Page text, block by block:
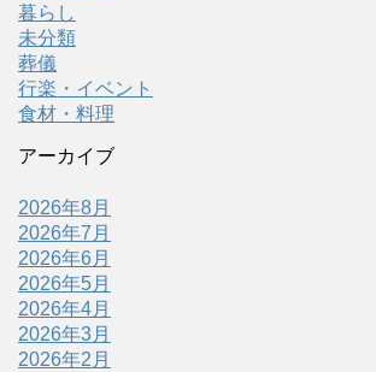
暮らし
未分類
葬儀
行楽・イベント
食材・料理
アーカイブ
2026年8月
2026年7月
2026年6月
2026年5月
2026年4月
2026年3月
2026年2月